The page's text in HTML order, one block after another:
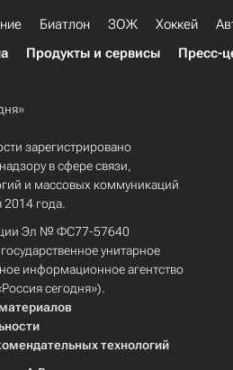
Биатлон ЗОЖ Хоккей
Продукты и сервисы Пресс-
зарегистрировано
в сфере связи,
и массовых коммуникаций
года.
Эл № ФС77-57640
унитарное
информационное агентство
сегодня»).
технологий